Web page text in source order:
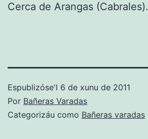
Cerca de Arangas (Cabrales).
Espublizóse'l 6 de xunu de 2011
Por Bañeras Varadas
Categorizáu como Bañeras varadas